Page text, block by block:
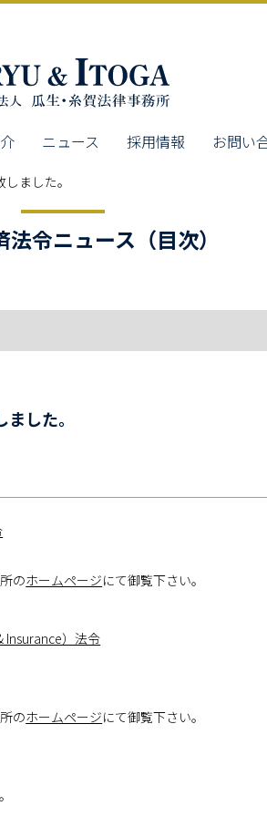
ニュース 採用情報 お問い
ました。
法令ニュース（目次）
した。
のホームページにて御覧下さい。
Insurance）法令
のホームページにて御覧下さい。